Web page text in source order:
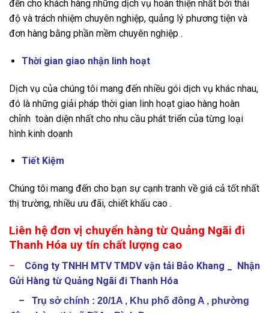
đến cho khách hàng những dịch vụ hoàn thiện nhất bởi thái
độ và trách nhiệm chuyên nghiệp, quảng lý phương tiện và
đơn hàng bằng phần mềm chuyên nghiệp .
Thời gian giao nhận linh hoạt
Dịch vụ của chúng tôi mang đến nhiều gói dịch vụ khác nhau,
đó là những giải pháp thời gian linh hoạt giao hàng hoàn
chỉnh toàn diện nhất cho nhu cầu phát triển của từng loại
hình kinh doanh
Tiết Kiệm
Chúng tôi mang đến cho bạn sự cạnh tranh về giá cả tốt nhất
thị trường, nhiều ưu đãi, chiết khấu cao .
Liên hệ đơn vị chuyển hàng từ Quảng Ngãi đi
Thanh Hóa uy tín chất lượng cao
– Công ty TNHH MTV TMDV vận tải Bảo Khang _ Nhận
Gửi Hàng từ Quảng Ngãi đi Thanh Hóa
– Trụ sở chính : 20/1A , Khu phố đông A , phường